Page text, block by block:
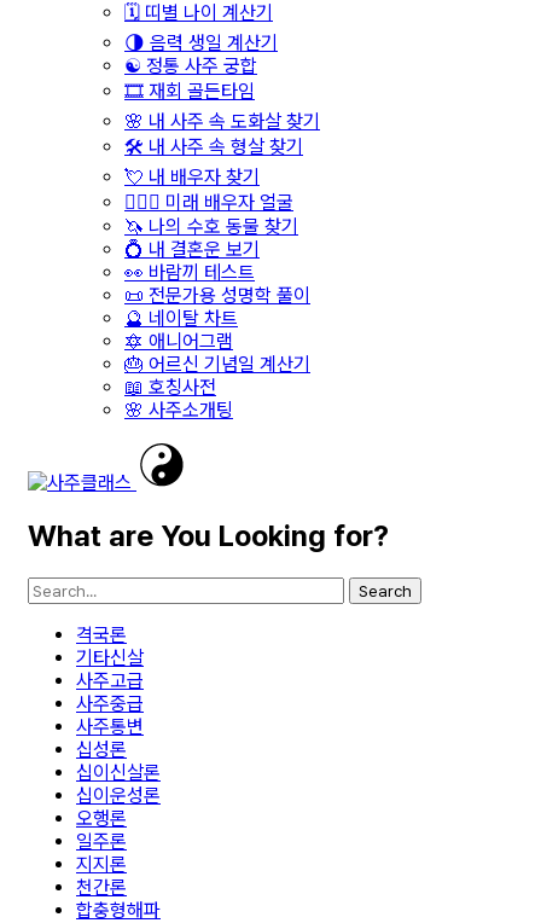
🗓️ 띠별 나이 계산기
🌗 음력 생일 계산기
☯️ 정통 사주 궁합
🎞️ 재회 골든타임
🌸 내 사주 속 도화살 찾기
🛠️ 내 사주 속 형살 찾기
💘 내 배우자 찾기
👩‍❤️‍👨 미래 배우자 얼굴
🦄 나의 수호 동물 찾기
💍 내 결혼운 보기
👀 바람끼 테스트
📜 전문가용 성명학 풀이
🔮 네이탈 차트
🔯 애니어그램
🎂 어르신 기념일 계산기
📖 호칭사전
🌸 사주소개팅
What are You Looking for?
Search
격국론
기타신살
사주고급
사주중급
사주통변
십성론
십이신살론
십이운성론
오행론
일주론
지지론
천간론
합충형해파